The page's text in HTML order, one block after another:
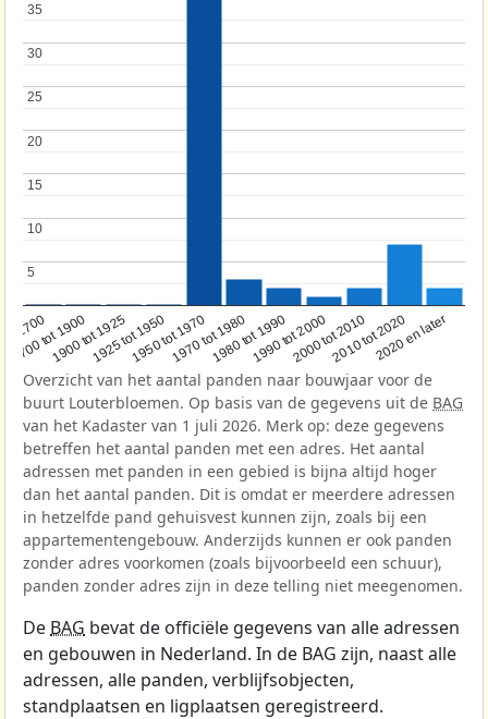
1700
1700 tot 1900
1900 tot 19251925 tot 19501950 tot 19701970 tot 19801980 tot 19901990 tot 20002000 tot 20102010 tot 20202020 en later
5
5
10
10
15
15
20
20
25
25
30
30
35
35
Overzicht van het aantal panden naar bouwjaar voor de
buurt Louterbloemen. Op basis van de gegevens uit de BAG
van het Kadaster van 1 juli 2026. Merk op: deze gegevens
betreffen het aantal panden met een adres. Het aantal
adressen met panden in een gebied is bijna altijd hoger
dan het aantal panden. Dit is omdat er meerdere adressen
in hetzelfde pand gehuisvest kunnen zijn, zoals bij een
appartementengebouw. Anderzijds kunnen er ook panden
zonder adres voorkomen (zoals bijvoorbeeld een schuur),
panden zonder adres zijn in deze telling niet meegenomen.
De BAG bevat de officiële gegevens van alle adressen
en gebouwen in Nederland. In de BAG zijn, naast alle
adressen, alle panden, verblijfsobjecten,
standplaatsen en ligplaatsen geregistreerd.